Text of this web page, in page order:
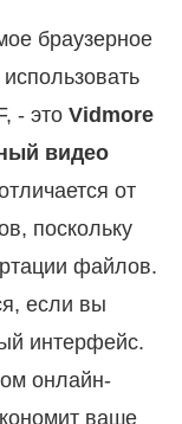
браузерное
- это Vidmore
видео
от
поскольку
файлов.
если вы
интерфейс.
онлайн-
ваше